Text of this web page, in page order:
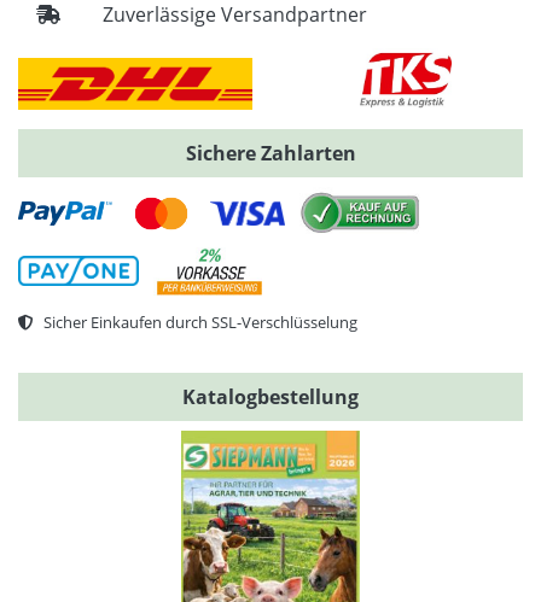
Zuverlässige Versandpartner
Sichere Zahlarten
Sicher Einkaufen durch SSL-Verschlüsselung
Katalogbestellung